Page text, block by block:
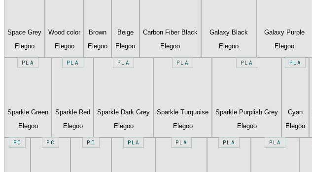
Space Grey
Elegoo
Wood color
Elegoo
Brown
Elegoo
Beige
Elegoo
Carbon Fiber Black
Elegoo
Galaxy Black
Elegoo
Galaxy Purple
Elegoo
PLA
Sparkle Green
Elegoo
PLA
Sparkle Red
Elegoo
PLA
Sparkle Dark Grey
Elegoo
PLA
Sparkle Turquoise
Elegoo
PLA
Sparkle Purplish Grey
Elegoo
PLA
Cyan
Elegoo
PC PC PC PLA PLA PLA PLA